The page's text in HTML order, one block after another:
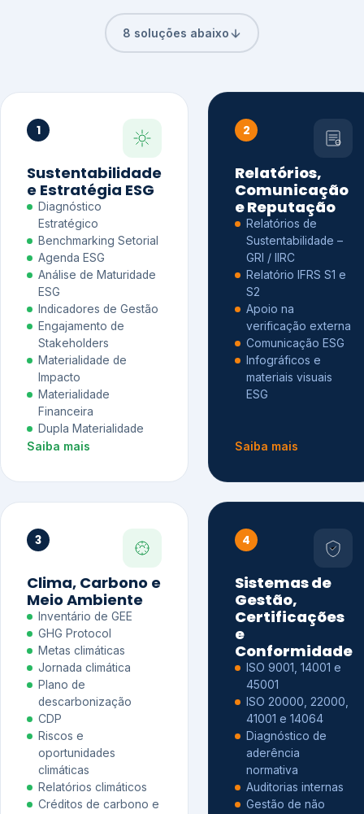
8 soluções abaixo
1
Sustentabilidade
e Estratégia ESG
Diagnóstico
Estratégico
Benchmarking Setorial
Agenda ESG
Análise de Maturidade
ESG
Indicadores de Gestão
Engajamento de
Stakeholders
Materialidade de
Impacto
Materialidade
Financeira
Dupla Materialidade
Saiba mais
2
Relatórios,
Comunicação
e Reputação
Relatórios de
Sustentabilidade –
GRI / IIRC
Relatório IFRS S1 e
S2
Apoio na
verificação externa
Comunicação ESG
Infográficos e
materiais visuais
ESG
Saiba mais
3
Clima, Carbono e
Meio Ambiente
Inventário de GEE
GHG Protocol
Metas climáticas
Jornada climática
Plano de
descarbonização
CDP
Riscos e
oportunidades
climáticas
Relatórios climáticos
Créditos de carbono e
4
Sistemas de
Gestão,
Certificações
e
Conformidade
ISO 9001, 14001 e
45001
ISO 20000, 22000,
41001 e 14064
Diagnóstico de
aderência
normativa
Auditorias internas
Gestão de não